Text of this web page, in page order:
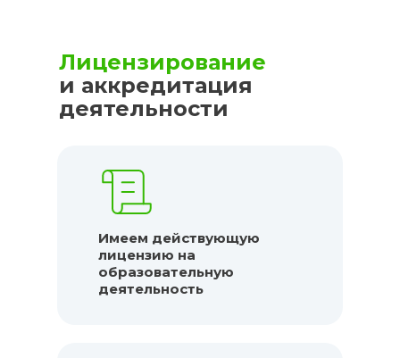
Лицензирование
и аккредитация
деятельности
Имеем действующую
лицензию на
образовательную
деятельность